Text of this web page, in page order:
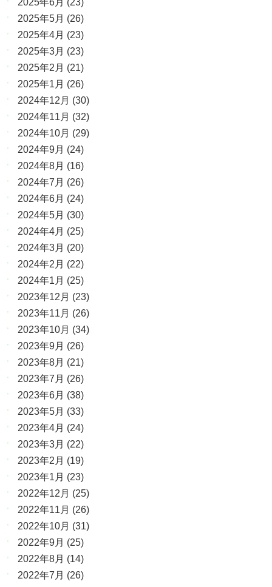
2025年6月 (23)
2025年5月 (26)
2025年4月 (23)
2025年3月 (23)
2025年2月 (21)
2025年1月 (26)
2024年12月 (30)
2024年11月 (32)
2024年10月 (29)
2024年9月 (24)
2024年8月 (16)
2024年7月 (26)
2024年6月 (24)
2024年5月 (30)
2024年4月 (25)
2024年3月 (20)
2024年2月 (22)
2024年1月 (25)
2023年12月 (23)
2023年11月 (26)
2023年10月 (34)
2023年9月 (26)
2023年8月 (21)
2023年7月 (26)
2023年6月 (38)
2023年5月 (33)
2023年4月 (24)
2023年3月 (22)
2023年2月 (19)
2023年1月 (23)
2022年12月 (25)
2022年11月 (26)
2022年10月 (31)
2022年9月 (25)
2022年8月 (14)
2022年7月 (26)